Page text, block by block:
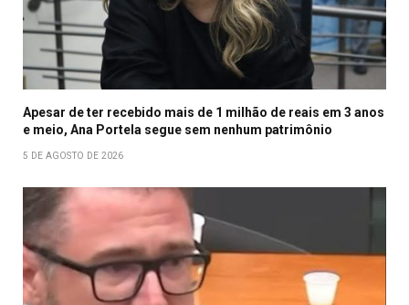
Apesar de ter recebido mais de 1 milhão de reais em 3 anos
e meio, Ana Portela segue sem nenhum patrimônio
5 DE AGOSTO DE 2026